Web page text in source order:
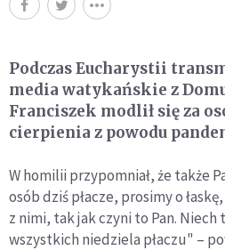
Podczas Eucharystii
media watykańskie z
Franciszek modlił się za
cierpienia z powodu
W homilii przypomniał, że także
osób dziś płacze, prosimy o
z nimi, tak jak czyni to Pan. Niech
wszystkich niedziela płaczu" –